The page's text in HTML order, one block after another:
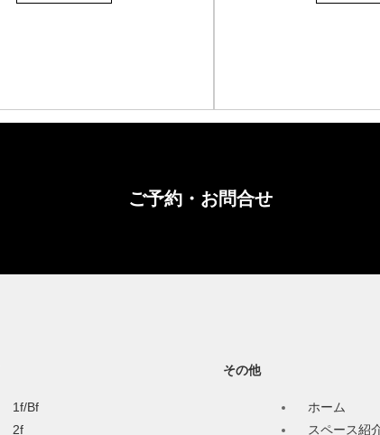
ご予約・お問合せ
1f/Bf
2f
その他
ホーム
スペース紹